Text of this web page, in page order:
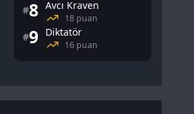
#8 Avcı Kraven
18 puan
#9 Diktatör
16 puan